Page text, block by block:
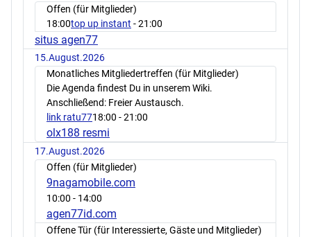
Offen (für Mitglieder)
18:00top up instant - 21:00
situs agen77
15.August.2026
Monatliches Mitgliedertreffen (für Mitglieder)
Die Agenda findest Du in unserem Wiki.
Anschließend: Freier Austausch.
link ratu7718:00 - 21:00
olx188 resmi
17.August.2026
Offen (für Mitglieder)
9nagamobile.com
10:00 - 14:00
agen77id.com
Offene Tür (für Interessierte, Gäste und Mitglieder)